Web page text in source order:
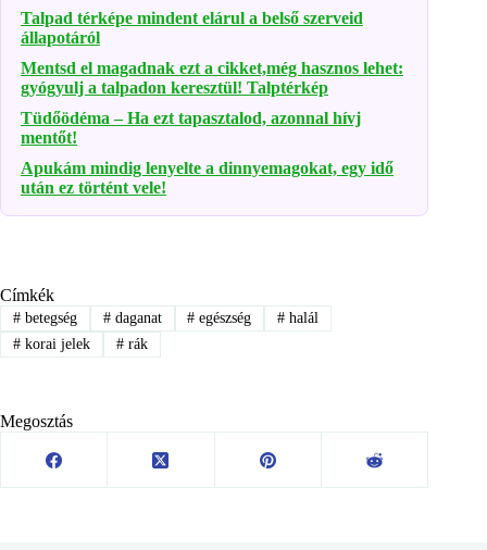
Talpad térképe mindent elárul a belső szerveid
állapotáról
Mentsd el magadnak ezt a cikket,még hasznos lehet:
gyógyulj a talpadon keresztül! Talptérkép
Tüdőödéma – Ha ezt tapasztalod, azonnal hívj
mentőt!
Apukám mindig lenyelte a dinnyemagokat, egy idő
után ez történt vele!
Címkék
#betegség #daganat # egészség # halál
#korai jelek #rák
Megosztás